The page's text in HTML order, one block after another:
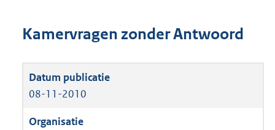
Kamervragen zonder Antwoord
08-11-2010